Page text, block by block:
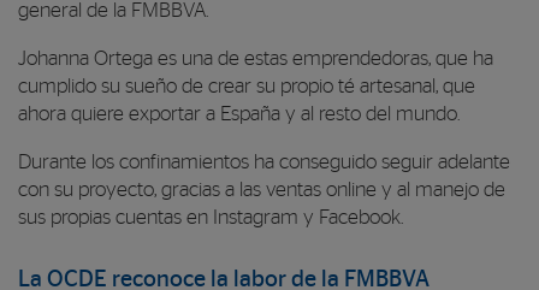
general de la FMBBVA.
Johanna Ortega es una de estas emprendedoras, que ha
cumplido su sueño de crear su propio té artesanal, que
ahora quiere exportar a España y al resto del mundo.
Durante los confinamientos ha conseguido seguir adelante
con su proyecto, gracias a las ventas online y al manejo de
sus propias cuentas en Instagram y Facebook.
La OCDE reconoce la labor de la FMBBVA